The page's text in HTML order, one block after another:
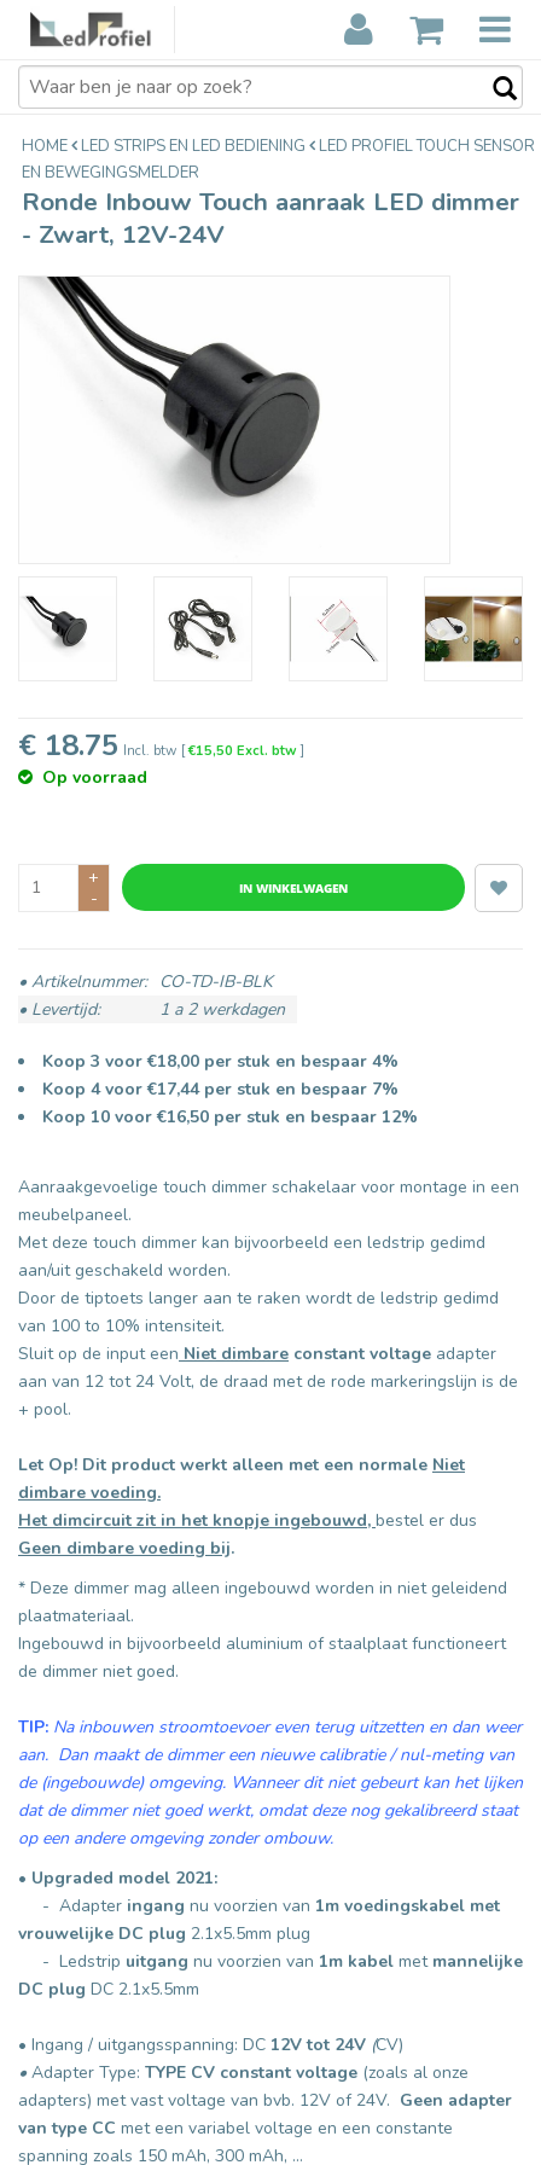
Ronde Inbouw Touch aanraak LED
dimmer - Zwart, 12V-24V
€18,75
HOME LED STRIPS EN LED BEDIENING
LED PROFIEL TOUCH SENSOR
EN BEWEGINGSMELDER
Ronde Inbouw Touch aanraak LED dimmer
- Zwart, 12V-24V
€ 18.75 Incl. btw [€15,50 Excl. btw]
Op voorraad
+
-
IN WINKELWAGEN
• Artikelnummer:
CO-TD-IB-BLK
• Levertijd:
1 a 2 werkdagen
Koop 3 voor €18,00 per stuk en bespaar 4%
Koop 4 voor €17,44 per stuk en bespaar 7%
Koop 10 voor €16,50 per stuk en bespaar 12%
Aanraakgevoelige touch dimmer schakelaar voor montage in een
meubelpaneel.
Met deze touch dimmer kan bijvoorbeeld een ledstrip gedimd
aan/uit geschakeld worden.
Door de tiptoets langer aan te raken wordt de ledstrip gedimd
van 100 to 10% intensiteit.
Sluit op de input een Niet dimbare constant voltage adapter
aan van 12 tot 24 Volt, de draad met de rode markeringslijn is de
+ pool.
Let Op! Dit product werkt alleen met een normale Niet
dimbare voeding.
Het dimcircuit zit in het knopje ingebouwd, bestel er dus
Geen dimbare voeding bij.
* Deze dimmer mag alleen ingebouwd worden in niet geleidend
plaatmateriaal.
Ingebouwd in bijvoorbeeld aluminium of staalplaat functioneert
de dimmer niet goed.
TIP: Na inbouwen stroomtoevoer even terug uitzetten en dan weer
aan. Dan maakt de dimmer een nieuwe calibratie / nul-meting van
de (ingebouwde) omgeving. Wanneer dit niet gebeurt kan het lijken
dat de dimmer niet goed werkt, omdat deze nog gekalibreerd staat
op een andere omgeving zonder ombouw.
• Upgraded model 2021:
- Adapter ingang nu voorzien van 1m voedingskabel met
vrouwelijke DC plug 2.1x5.5mm plug
- Ledstrip uitgang nu voorzien van 1m kabel met mannelijke
DC plug DC 2.1x5.5mm
• Ingang / uitgangsspanning: DC 12V tot 24V (CV)
•Adapter Type: TYPE CV constant voltage (zoals al onze
adapters) met vast voltage van bvb. 12V of 24V. Geen adapter
van type CC met een variabel voltage en een constante
spanning zoals 150 mAh, 300 mAh, ...